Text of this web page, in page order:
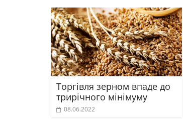
Торгівля зерном впаде до
трирічного мінімуму
08.06.2022